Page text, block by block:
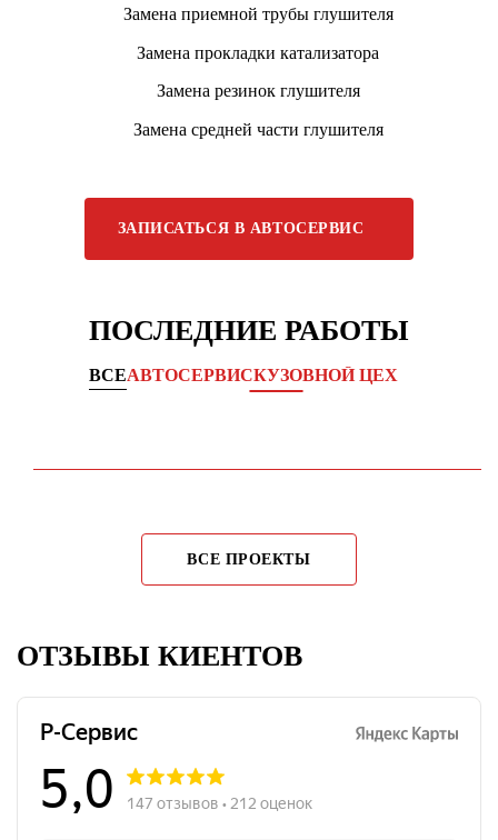
Замена приемной трубы глушителя
Замена прокладки катализатора
Замена резинок глушителя
Замена средней части глушителя
ЗАПИСАТЬСЯ В АВТОСЕРВИС
ПОСЛЕДНИЕ РАБОТЫ
ВСЕАВТОСЕРВИСКУЗОВНОЙ ЦЕХ
ВСЕ ПРОЕКТЫ
ОТЗЫВЫ КИЕНТОВ